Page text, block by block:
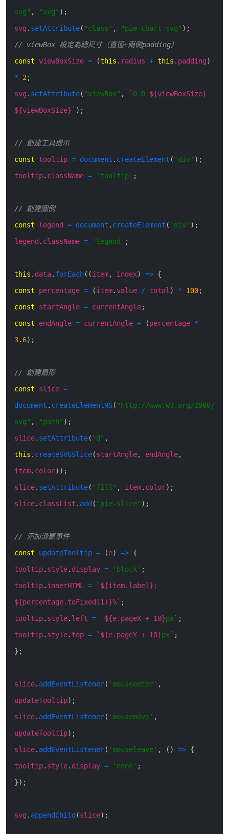
svg" , "svg" ) ;
svg . setAttribute( "class" , "pie-chart-svg" ) ;
// viewBox 設定為總尺寸（直徑+兩側padding）
const viewBoxSize = (this . radius + this . padding)
*
2 ;
svg . setAttribute( "viewBox" , ` 0 0 ${viewBoxSize}
${viewBoxSize} ` ) ;
// 創建工具提示
const tooltip = document . createElement ( 'div' ) ;
tooltip. className = 'tooltip' ;
// 創建圖例
const legend = document . createElement ( 'div' ) ;
legend . className = 'legend' ;
this . data. forEach( (item, index) => {
const percentage = (item.value / total ) * 100;
const startAngle = currentAngle;
const endAngle = currentAngle + (percentage *
3.6) ;
// 創建扇形
const slice =
document . createElementNS( "http://www.w3.org/2000/
svg" , "path" ) ;
slice. setAttribute( "d" ,
this . createSVGSlice(startAngle, endAngle,
item. color) ) ;
slice. setAttribute( "fill" , item. color) ;
slice. classList . add ( "pie-slice" ) ;
// 添加滑鼠事件
const
updateTooltip = (e) => {
tooltip. style. display = 'block' ;
tooltip. innerHTML = ` ${item.label}:
${percentage.toFixed(1)}%` ;
tooltip. style. left = ` ${e. pageX + 10}px` ;
tooltip. style. top = ` ${e. pageY + 10}px` ;
} ;
slice. addEventListener( 'mouseenter' ,
updateTooltip) ;
slice. addEventListener( 'mousemove' ,
updateTooltip) ;
slice. addEventListener( 'mouseleave' , ( ) => {
tooltip. style. display = 'none' ;
}) ;
svg . appendChild (slice) ;